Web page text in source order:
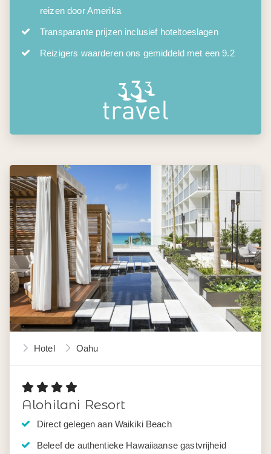
reizen door Amerika
Transparante prijzen inclusief hoteltoeslagen
Reizigers waarderen ons gemiddeld met een 9.2
Hotel Oahu
Alohilani Resort
Direct gelegen aan Waikiki Beach
Beleef de authentieke Hawaiiaanse gastvrijheid